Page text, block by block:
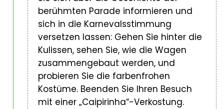
berühmten Parade informieren und
sich in die Karnevalsstimmung
versetzen lassen: Gehen Sie hinter die
Kulissen, sehen Sie, wie die Wagen
zusammengebaut werden, und
probieren Sie die farbenfrohen
Kostüme. Beenden Sie Ihren Besuch
mit einer „Caipirinha“-Verkostung.